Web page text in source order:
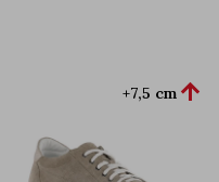
+7,5 cm 